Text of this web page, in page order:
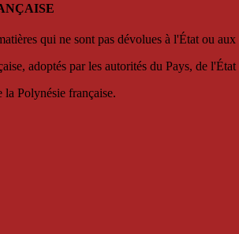
qui ne sont pas dévolues à l'État ou
adoptés par les autorités du Pays, de
Polynésie française.